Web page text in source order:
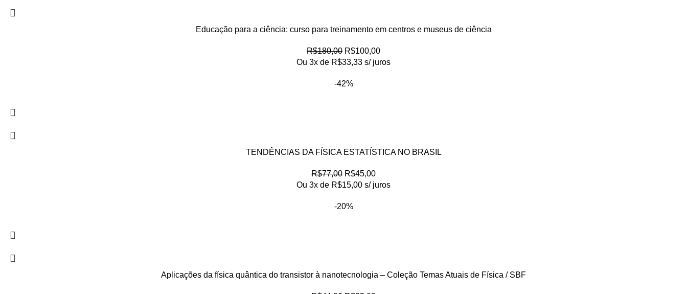
Educação para a ciência: curso para treinamento em centros e museus de ciência
R$180,00 R$100,00
Ou 3x de R$33,33 s/ juros
-42%
TENDÊNCIAS DA FÍSICA ESTATÍSTICA NO BRASIL
R$77,00 R$45,00
Ou 3x de R$15,00 s/ juros
-20%
Aplicações da física quântica do transistor à nanotecnologia – Coleção Temas Atuais de Física / SBF